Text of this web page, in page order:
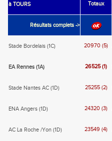
à TOURS Totaux
Résultats complets ->
Stade Bordelais (1C) 20970 (5)
EA Rennes (1A) 26525 (1)
Stade Nantes AC (1D) 25255 (2)
ENA Angers (1D) 24320 (3)
AC La Roche /Yon (1D) 23549 (4)